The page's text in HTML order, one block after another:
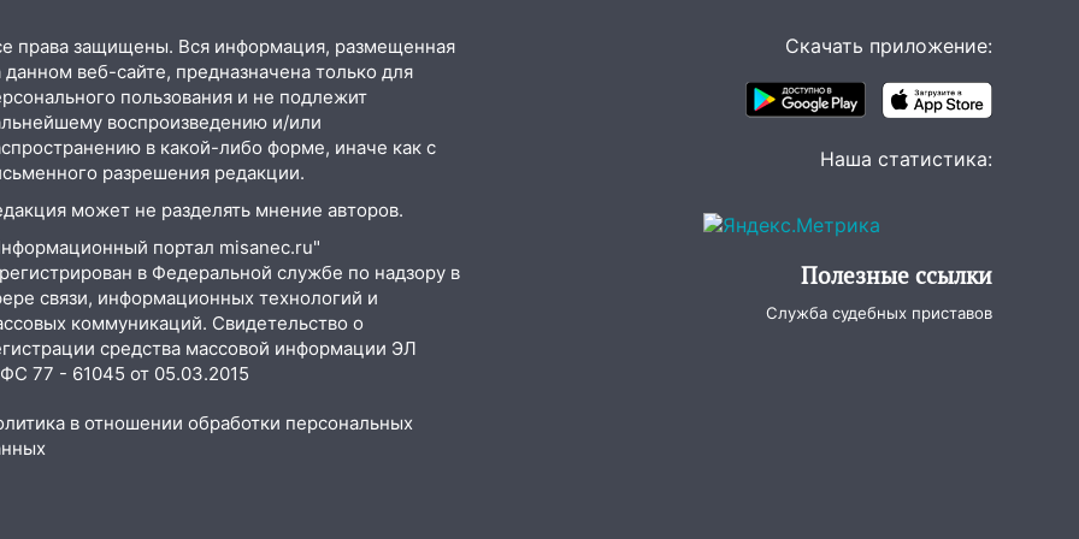
права защищены. Вся информация, размещенная
данном веб-сайте, предназначена только для
пользования и не подлежит
воспроизведению и/или
в какой-либо форме, иначе как с
разрешения редакции.
может не разделять мнение авторов.
портал misanec.ru"
в Федеральной службе по надзору в
связи, информационных технологий и
коммуникаций. Свидетельство о
средства массовой информации ЭЛ
77 - 61045 от 05.03.2015
в отношении обработки персональных
Скачать приложение:
Наша статистика:
Полезные ссылки
Служба судебных приставов